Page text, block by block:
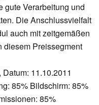
gute Verarbeitung und
Die Anschlussvielfalt
auch mit zeitgemäßen
diesem Preissegment
11.10.2011
85% Bildschirm: 85%
85%